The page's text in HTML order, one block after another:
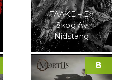
TAAKE – En
Skog Av
Nidstang
8